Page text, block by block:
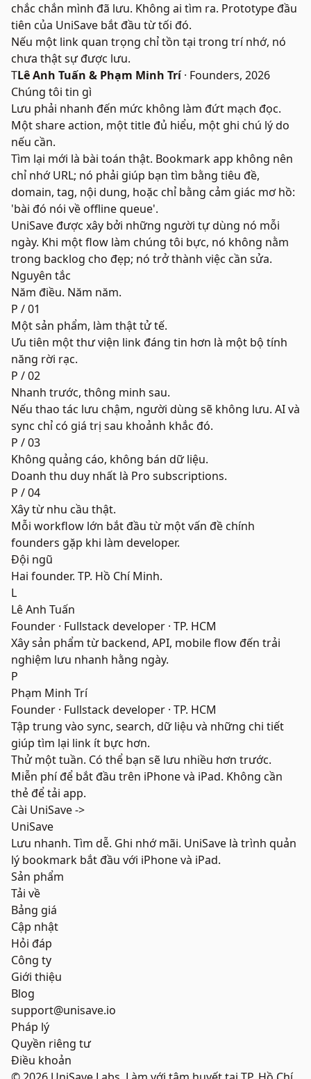
chắc chắn mình đã lưu. Không ai tìm ra. Prototype đầu
tiên của UniSave bắt đầu từ tối đó.
Nếu một link quan trọng chỉ tồn tại trong trí nhớ, nó
chưa thật sự được lưu.
TLê Anh Tuấn & Phạm Minh Trí· Founders, 2026
Chúng tôi tin gì
Lưu phải nhanh đến mức không làm đứt mạch đọc.
Một share action, một title đủ hiểu, một ghi chú lý do
nếu cần.
Tìm lại mới là bài toán thật. Bookmark app không nên
chỉ nhớ URL; nó phải giúp bạn tìm bằng tiêu đề,
domain, tag, nội dung, hoặc chỉ bằng cảm giác mơ hồ:
'bài đó nói về offline queue'.
UniSave được xây bởi những người tự dùng nó mỗi
ngày. Khi một flow làm chúng tôi bực, nó không nằm
trong backlog cho đẹp; nó trở thành việc cần sửa.
Nguyên tắc
Năm điều. Năm năm.
P / 01
Một sản phẩm, làm thật tử tế.
Ưu tiên một thư viện link đáng tin hơn là một bộ tính
năng rời rạc.
P / 02
Nhanh trước, thông minh sau.
Nếu thao tác lưu chậm, người dùng sẽ không lưu. AI và
sync chỉ có giá trị sau khoảnh khắc đó.
P / 03
Không quảng cáo, không bán dữ liệu.
Doanh thu duy nhất là Pro subscriptions.
P / 04
Xây từ nhu cầu thật.
Mỗi workflow lớn bắt đầu từ một vấn đề chính
founders gặp khi làm developer.
Đội ngũ
Hai founder. TP. Hồ Chí Minh.
L
Lê Anh Tuấn
Founder · Fullstack developer · TP. HCM
Xây sản phẩm từ backend, API, mobile flow đến trải
nghiệm lưu nhanh hằng ngày.
P
Phạm Minh Trí
Founder · Fullstack developer · TP. HCM
Tập trung vào sync, search, dữ liệu và những chi tiết
giúp tìm lại link ít bực hơn.
Thử một tuần. Có thể bạn sẽ lưu nhiều hơn trước.
Miễn phí để bắt đầu trên iPhone và iPad. Không cần
thẻ để tải app.
Cài UniSave ->
UniSave
Lưu nhanh. Tìm dễ. Ghi nhớ mãi. UniSave là trình quản
lý bookmark bắt đầu với iPhone và iPad.
Sản phẩm
Tải về
Bảng giá
Cập nhật
Hỏi đáp
Công ty
Giới thiệu
Blog
support@unisave.io
Pháp lý
Quyền riêng tư
Điều khoản